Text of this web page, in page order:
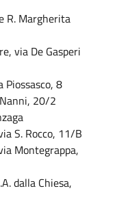
R. Margherita
via De Gasperi
Piossasco, 8
20/2
S. Rocco, 11/B
Montegrappa,
dalla Chiesa,